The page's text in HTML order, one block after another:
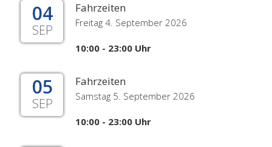
04
SEP
Fahrzeiten
Freitag 4. September 2026
10:00 - 23:00 Uhr
05
SEP
Fahrzeiten
Samstag 5. September 2026
10:00 - 23:00 Uhr